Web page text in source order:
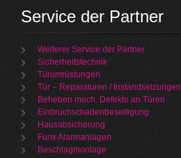
Service der Partner
Weiterer Service der Partner
Sicherheitstechnik
Türumrüstungen
Tür – Reparaturen / Instandsetzungen
Beheben mech. Defekte an Türen
Einbruchschadenbeseitigung
Hausabsicherung
Funk Alarmanlagen
Beschlagmontage